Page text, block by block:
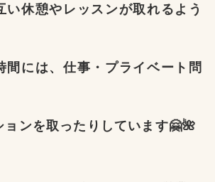
い休憩やレッスンが取れるよう
間には、仕事・プライベート問
ョンを取ったりしています🤗🌺